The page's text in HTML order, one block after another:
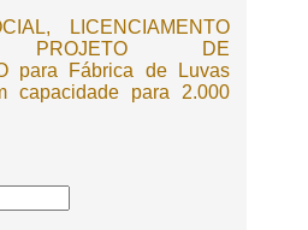
LICENCIAMENTO
PROJETO DE
para Fábrica de Luvas
capacidade para 2.000